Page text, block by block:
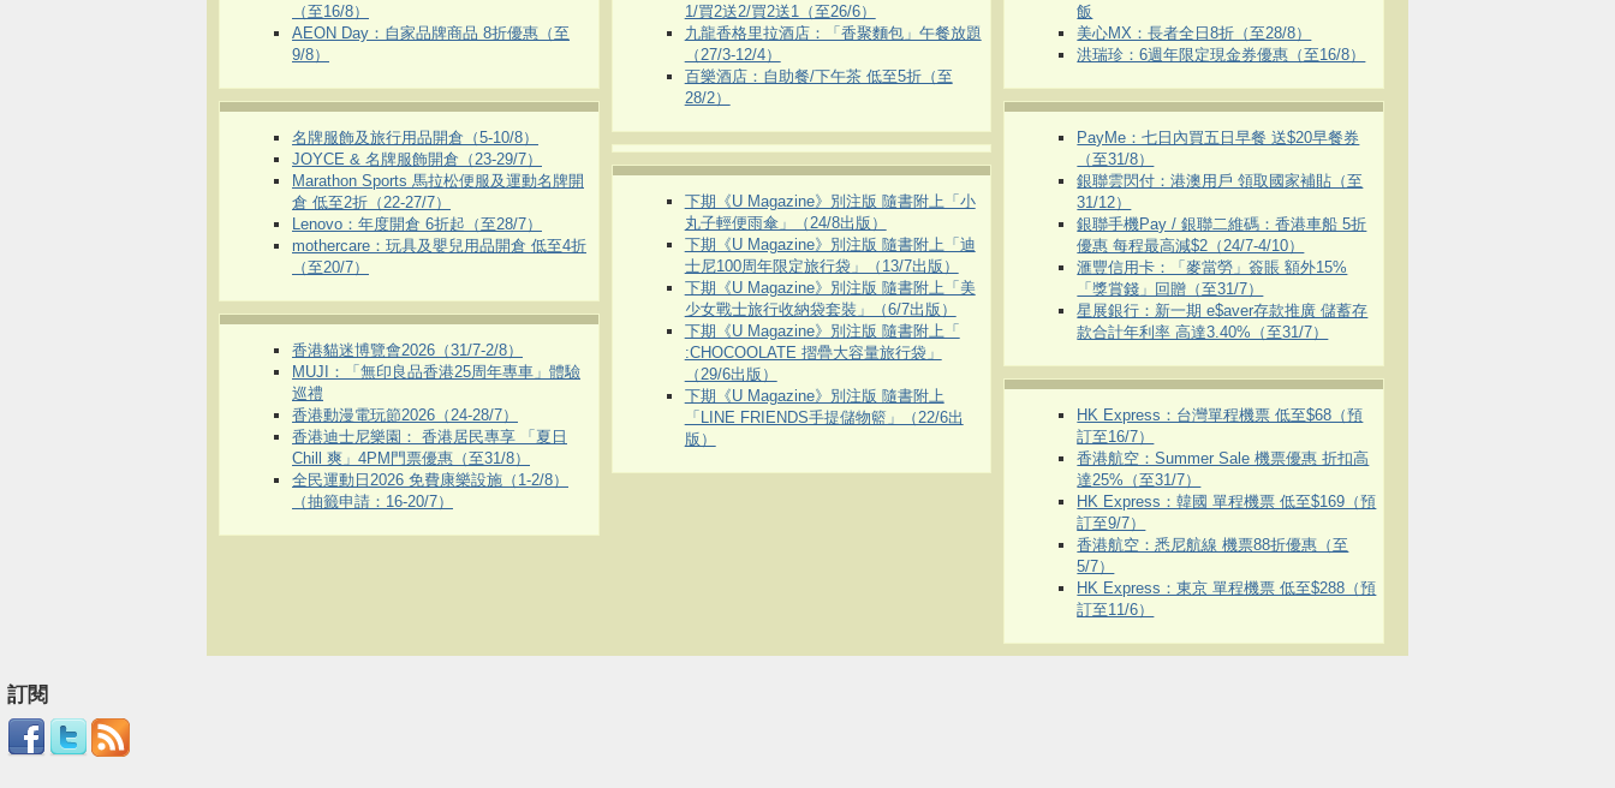
（至16/8）
AEON Day：自家品牌商品 8折優惠（至
9/8）
名牌服飾及旅行用品開倉（5-10/8）
JOYCE & 名牌服飾開倉（23-29/7）
Marathon Sports 馬拉松便服及運動名牌開
倉 低至2折（22-27/7）
Lenovo：年度開倉 6折起（至28/7）
mothercare：玩具及嬰兒用品開倉 低至4折
（至20/7）
香港貓迷博覽會2026（31/7-2/8）
MUJI：「無印良品香港25周年專車」體驗
巡禮
香港動漫電玩節2026（24-28/7）
香港迪士尼樂園： 香港居民專享 「夏日
Chill 爽」4PM門票優惠（至31/8）
全民運動日2026 免費康樂設施（1-2/8）
（抽籤申請：16-20/7）
1/買2送2/買2送1（至26/6）
九龍香格里拉酒店：「香聚麵包」午餐放題
（27/3-12/4）
百樂酒店：自助餐/下午茶 低至5折（至
28/2）
下期《U Magazine》別注版 隨書附上「小
丸子輕便雨傘」（24/8出版）
下期《U Magazine》別注版 隨書附上「迪
士尼100周年限定旅行袋」（13/7出版）
下期《U Magazine》別注版 隨書附上「美
少女戰士旅行收納袋套裝」（6/7出版）
下期《U Magazine》別注版 隨書附上「
:CHOCOOLATE 摺疊大容量旅行袋」
（29/6出版）
下期《U Magazine》別注版 隨書附上
「LINE FRIENDS手提儲物籃」（22/6出
版）
飯
美心MX：長者全日8折（至28/8）
洪瑞珍：6週年限定現金券優惠（至16/8）
PayMe：七日內買五日早餐 送$20早餐券
（至31/8）
銀聯雲閃付：港澳用戶 領取國家補貼（至
31/12）
銀聯手機Pay / 銀聯二維碼：香港車船 5折
優惠 每程最高減$2（24/7-4/10）
滙豐信用卡：「麥當勞」簽賬 額外15%
「獎賞錢」回贈（至31/7）
星展銀行：新一期 e$aver存款推廣 儲蓄存
款合計年利率 高達3.40%（至31/7）
HK Express：台灣單程機票 低至$68（預
訂至16/7）
香港航空：Summer Sale 機票優惠 折扣高
達25%（至31/7）
HK Express：韓國 單程機票 低至$169（預
訂至9/7）
香港航空：悉尼航線 機票88折優惠（至
5/7）
HK Express：東京 單程機票 低至$288（預
訂至11/6）
訂閱